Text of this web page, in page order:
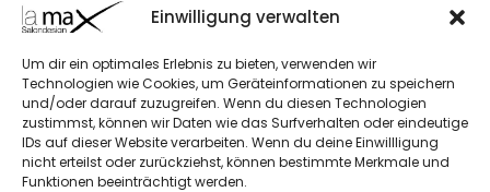
Einwilligung verwalten
Um dir ein optimales Erlebnis zu bieten, verwenden wir
Technologien wie Cookies, um Geräteinformationen zu speichern
und/oder darauf zuzugreifen. Wenn du diesen Technologien
zustimmst, können wir Daten wie das Surfverhalten oder eindeutige
IDs auf dieser Website verarbeiten. Wenn du deine Einwillligung
nicht erteilst oder zurückziehst, können bestimmte Merkmale und
Funktionen beeinträchtigt werden.
Ing. Reinhard Mayer e.U.
Stadlgasse 4
2122 Riedenthal, Austria
E-Mail:mayer[at]lamax.at
+436643432630
La Max West